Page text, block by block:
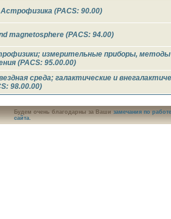
(PACS: 90.00)
magnetosphere (PACS: 94.00)
измерительные приборы, методы
(PACS: 95.00.00)
среда; галактические и
98.00.00)
Будем очень благодарны за Ваши замечания по работе
сайта.